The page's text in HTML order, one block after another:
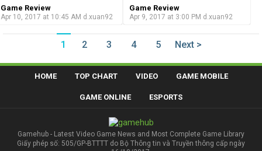
Game Review
Apr 10, 2017 at 10:45 AM d.xuan92
Game Review
Apr 9, 2017 at 3:00 PM d.xuan92
1 2 3 4 5 Next >
HOME TOP CHART VIDEO GAME MOBILE
GAME ONLINE ESPORTS
Gamehub - Latest Video Game News and Most Complete Game Library
Giấy phép số: 505/GP-BTTTT do Bộ Thông tin và Truyền thông cấp ngày